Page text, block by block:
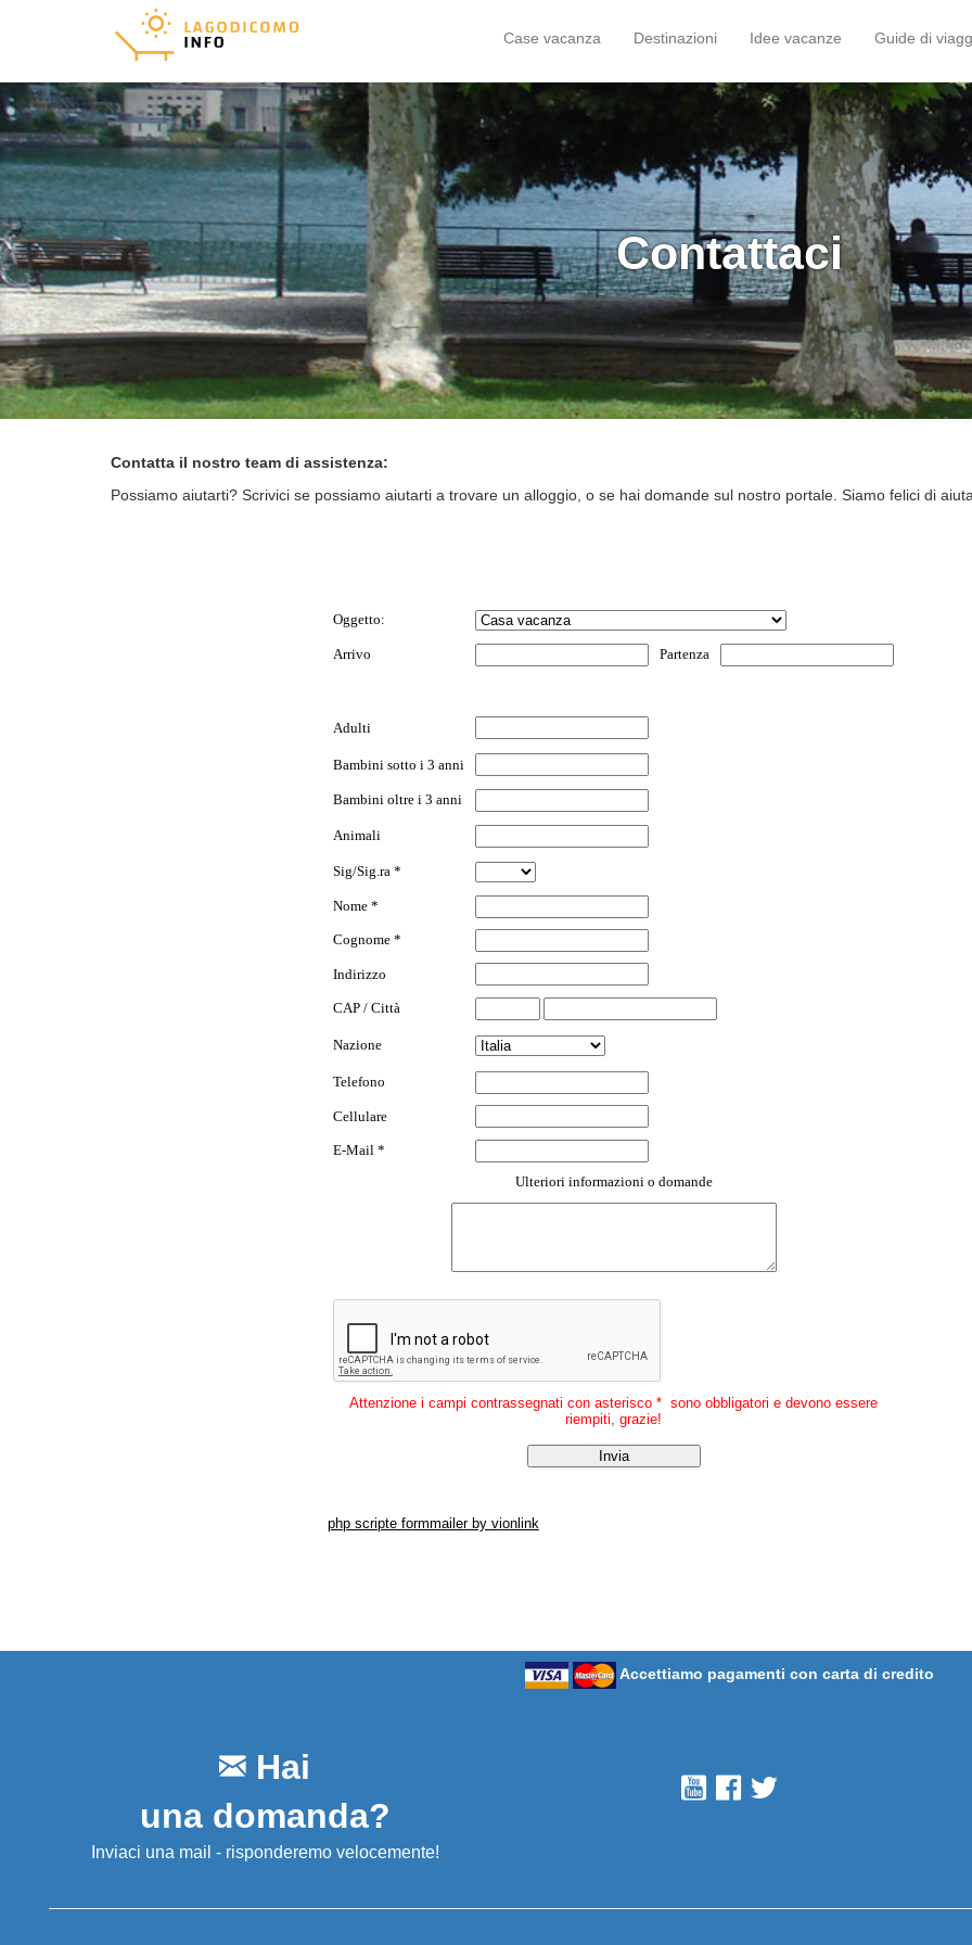
Case vacanza Destinazioni Idee vacanze Guide di
Contattaci
Contatta il nostro team di assistenza:
Possiamo aiutarti? Scrivici se possiamo aiutarti a trovare un alloggio, o se hai domande sul nostro portale. Siamo felici di
Accettiamo pagamenti con carta di credito
Hai
una domanda?
Inviaci una mail - risponderemo velocemente!